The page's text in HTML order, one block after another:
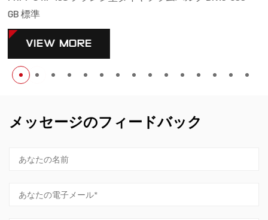
VIEW MORE
メッセージのフィードバック